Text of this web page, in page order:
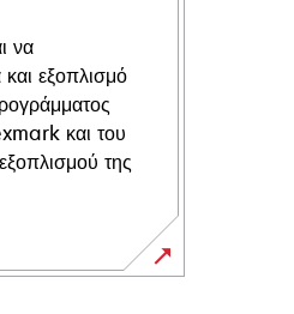
να
εξοπλισμό
και του
της